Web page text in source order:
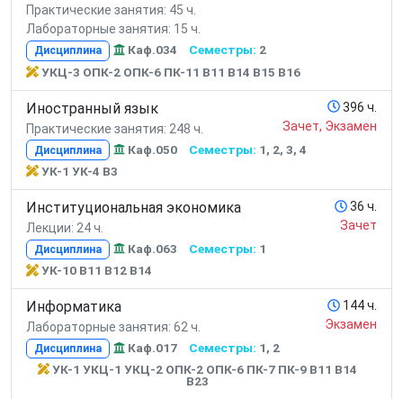
Практические занятия: 45 ч.
Лабораторные занятия: 15 ч.
Дисциплина Каф.034 Семестры: 2
УКЦ-3 ОПК-2 ОПК-6 ПК-11 В11 В14 В15 В16
Иностранный язык
Практические занятия: 248 ч.
396 ч.
Зачет, Экзамен
Дисциплина Каф.050 Семестры: 1, 2, 3, 4
УК-1 УК-4 В3
Институциональная экономика
Лекции: 24 ч.
36 ч.
Зачет
Дисциплина Каф.063 Семестры: 1
УК-10 В11 В12 В14
Информатика
Лабораторные занятия: 62 ч.
144 ч.
Экзамен
Дисциплина Каф.017 Семестры: 1, 2
УК-1 УКЦ-1 УКЦ-2 ОПК-2 ОПК-6 ПК-7 ПК-9 В11 В14
В23